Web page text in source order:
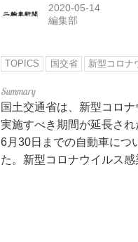
2020-05-14
編集部
TOPICS 国交省 新型コロナ
国土交通省は、新型コロ
実施すべき期間が延長さ
6月30日までの自動車につ
た。新型コロナウイルス